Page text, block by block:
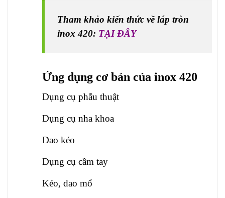
Tham khảo kiến thức về láp tròn
inox 420: TẠI ĐÂY
Ứng dụng cơ bản của inox 420
Dụng cụ phẫu thuật
Dụng cụ nha khoa
Dao kéo
Dụng cụ cầm tay
Kéo, dao mổ